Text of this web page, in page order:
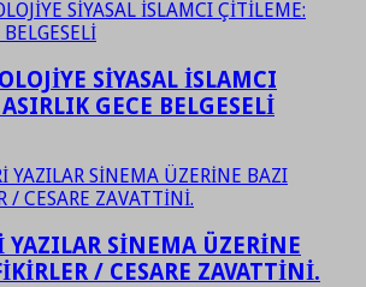
SİYASAL İSLAMCI
GECE BELGESELİ
YAZILAR SİNEMA ÜZERİNE
/ CESARE ZAVATTİNİ.